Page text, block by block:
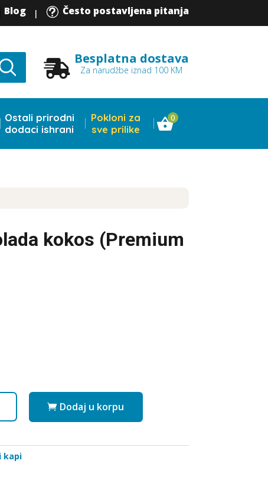
Blog | t Često postavljena pitanja
 Besplatna dostava
Za narudžbe iznad 100 KM
Ostali prirodni
dodaci ishrani
Pokloni za
sve prilike
0
kokos (Premium
Dodaj u korpu
kapi